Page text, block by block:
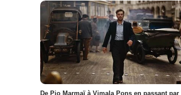
De Pio Marmaï à Vimala Pons en passant par